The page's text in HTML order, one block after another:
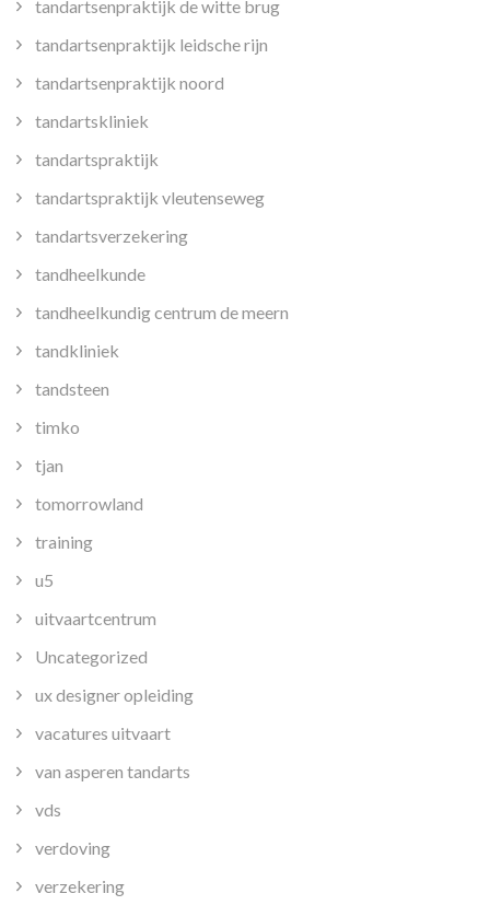
tandartsenpraktijk de witte brug
tandartsenpraktijk leidsche rijn
tandartsenpraktijk noord
tandartskliniek
tandartspraktijk
tandartspraktijk vleutenseweg
tandartsverzekering
tandheelkunde
tandheelkundig centrum de meern
tandkliniek
tandsteen
timko
tjan
tomorrowland
training
u5
uitvaartcentrum
Uncategorized
ux designer opleiding
vacatures uitvaart
van asperen tandarts
vds
verdoving
verzekering